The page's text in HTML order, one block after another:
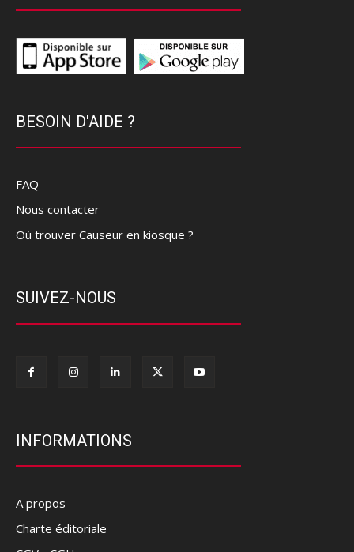
BESOIN D'AIDE ?
FAQ
Nous contacter
Où trouver Causeur en kiosque ?
SUIVEZ-NOUS
INFORMATIONS
A propos
Charte éditoriale